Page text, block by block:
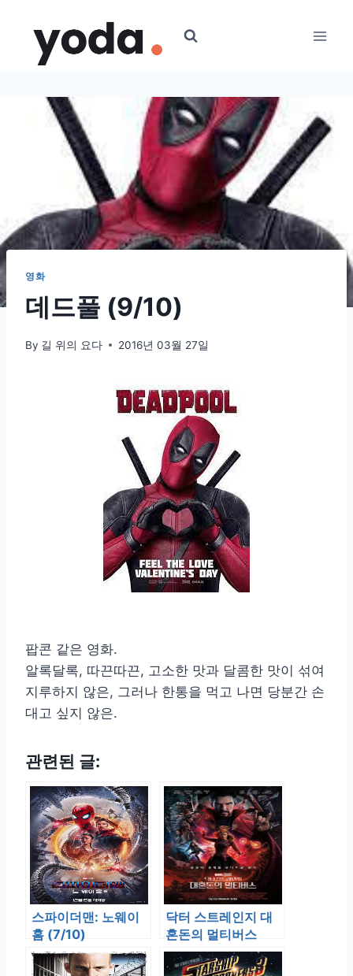
content
영화
데드풀 (9/10)
By 길 위의 요다 2016년 03월 27일
팝콘 같은 영화.
알록달록, 따끈따끈, 고소한 맛과 달콤한 맛이 섞여
지루하지 않은, 그러나 한통을 먹고 나면 당분간 손
대고 싶지 않은.
관련된 글:
스파이더맨: 노웨이
홈 (7/10)
닥터 스트레인지 대
혼돈의 멀티버스
(6/10)